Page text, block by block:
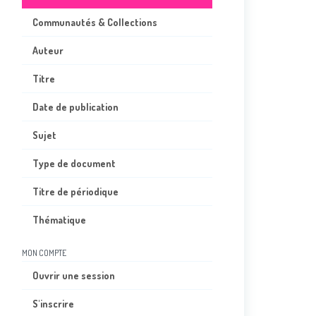
Communautés & Collections
Auteur
Titre
Date de publication
Sujet
Type de document
Titre de périodique
Thématique
MON COMPTE
Ouvrir une session
S'inscrire